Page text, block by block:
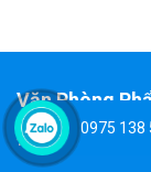
Văn Phòng
Đ/C: 58 Tôn
0975 138